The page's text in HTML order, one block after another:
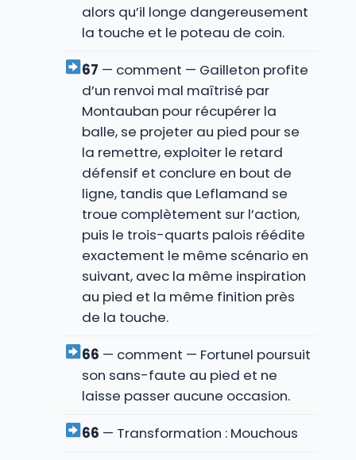
alors qu’il longe dangereusement
la touche et le poteau de coin.
67 — comment — Gailleton profite
d’un renvoi mal maîtrisé par
Montauban pour récupérer la
balle, se projeter au pied pour se
la remettre, exploiter le retard
défensif et conclure en bout de
ligne, tandis que Leflamand se
troue complètement sur l’action,
puis le trois-quarts palois réédite
exactement le même scénario en
suivant, avec la même inspiration
au pied et la même finition près
de la touche.
66 — comment — Fortunel poursuit
son sans-faute au pied et ne
laisse passer aucune occasion.
66 — Transformation : Mouchous